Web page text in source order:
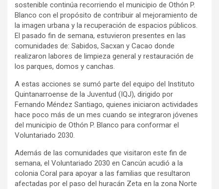
sostenible continúa recorriendo el municipio de Othón P.
Blanco con el propósito de contribuir al mejoramiento de
la imagen urbana y la recuperación de espacios públicos.
El pasado fin de semana, estuvieron presentes en las
comunidades de: Sabidos, Sacxan y Cacao donde
realizaron labores de limpieza general y restauración de
los parques, domos y canchas.
A estas acciones se sumó parte del equipo del Instituto
Quintanarroense de la Juventud (IQJ), dirigido por
Fernando Méndez Santiago, quienes iniciaron actividades
hace poco más de un mes cuando se integraron jóvenes
del municipio de Othón P. Blanco para conformar el
Voluntariado 2030.
Además de las comunidades que visitaron este fin de
semana, el Voluntariado 2030 en Cancún acudió a la
colonia Coral para apoyar a las familias que resultaron
afectadas por el paso del huracán Zeta en la zona Norte